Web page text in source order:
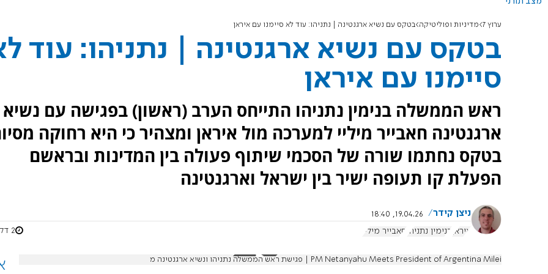
ערוץ 7 מדיניות ופוליטיקה בטקס עם נשיא ארגנטינה | נתניהו: עוד לא סיימנו עם איראן
בטקס עם נשיא ארגנטינה | נתניהו: עוד
סיימנו עם איראן
ראש הממשלה בנימין נתניהו התייחס הערב (ראשון) בפגישה עם נשיא
ארגנטינה חאבייר מיליי למערכה מול איראן ומצהיר כי היא רחוקה
בטקס נחתמו שורה של הסכמי שיתוף פעולה בין המדינות ובראשם
הפעלת קו תעופה ישיר בין ישראל וארגנטינה
ניצן קידר
19.04.26, 18:40
איראן בנימין נתניהו חאבייר מיליי 2 דקות
PM Netanyahu Meets President of Argentina Milei | פגישת ראש הממשלה נתניהו ונשיא ארגנטינה מ